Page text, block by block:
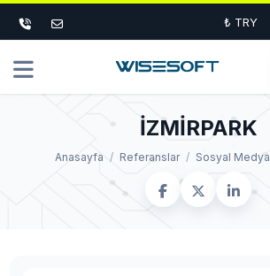
₺ TRY
İZMİRPARK
Anasayfa Referanslar Sosyal Medya